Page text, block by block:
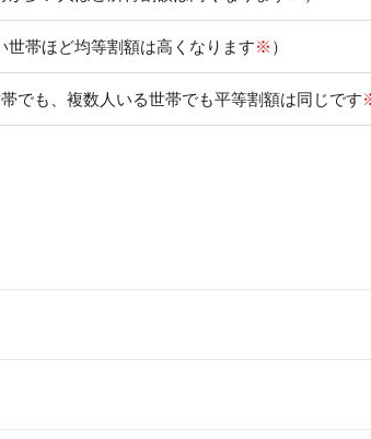
帯ほど均等割額は高くなります※ ）
でも、複数人いる世帯でも平等割額は同じです